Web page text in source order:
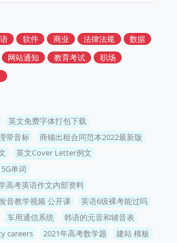
软件 商业 法律法规
数据
网站通知 教育考试
职场
英文免费字体打包下载
带音标
商铺出租合同范本2022最新版
英文Cover Letter例文
5G单词
高考英语作文内部资料
音教学视频 公开课
英语6级裸考能过吗
车用通信系统
韩语的元音和辅音表
careers 2021年高考数学题
建站 模板